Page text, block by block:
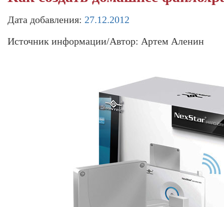
Дата добавления: 27.12.2012
Источник информации/Автор: Артем Аленин